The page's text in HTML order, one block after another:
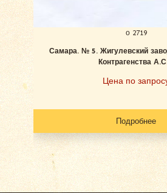
о 2719
Самара. № 5. Жигулевский
Контрагенства
Цена по
Подробнее